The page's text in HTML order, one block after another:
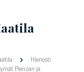
Hienosti
Pienzan ja